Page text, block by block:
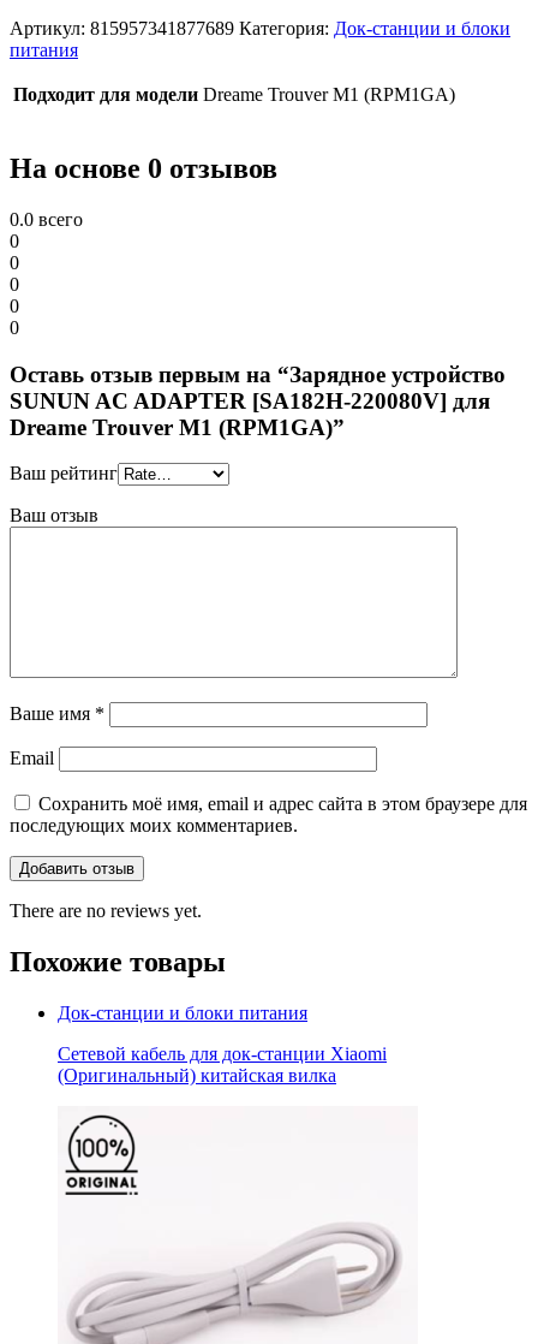
Артикул: 815957341877689 Категория: Док-станции и блоки
питания
Подходит для модели Dreame Trouver M1 (RPM1GA)
На основе 0 отзывов
0.0 всего
0
0
0
0
0
Оставь отзыв первым на “Зарядное устройство
SUNUN AC ADAPTER [SA182H-220080V] для
Dreame Trouver M1 (RPM1GA)”
Ваш рейтинг
Ваш отзыв
Ваше имя *
Email
Сохранить моё имя, email и адрес сайта в этом браузере для
последующих моих комментариев.
There are no reviews yet.
Похожие товары
Док-станции и блоки питания
Сетевой кабель для док-станции Xiaomi
(Оригинальный) китайская вилка